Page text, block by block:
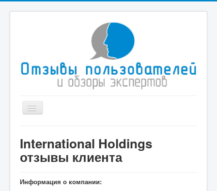
Toggle
Navigation
Иммиграционные услуги
Туристические компании
Здоровье и медицина
International Holdings
отзывы клиента
Информация о компании: